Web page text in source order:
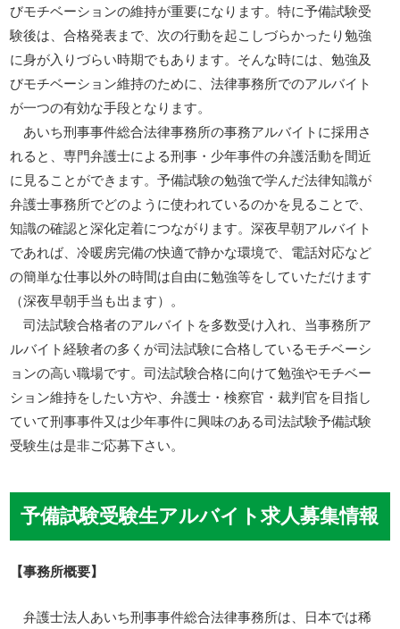
びモチベーションの維持が重要になります。特に予備試験受
験後は、合格発表まで、次の行動を起こしづらかったり勉強
に身が入りづらい時期でもあります。そんな時には、勉強及
びモチベーション維持のために、法律事務所でのアルバイト
が一つの有効な手段となります。
あいち刑事事件総合法律事務所の事務アルバイトに採用さ
れると、専門弁護士による刑事・少年事件の弁護活動を間近
に見ることができます。予備試験の勉強で学んだ法律知識が
弁護士事務所でどのように使われているのかを見ることで、
知識の確認と深化定着につながります。深夜早朝アルバイト
であれば、冷暖房完備の快適で静かな環境で、電話対応など
の簡単な仕事以外の時間は自由に勉強等をしていただけます
（深夜早朝手当も出ます）。
司法試験合格者のアルバイトを多数受け入れ、当事務所ア
ルバイト経験者の多くが司法試験に合格しているモチベーシ
ョンの高い職場です。司法試験合格に向けて勉強やモチベー
ション維持をしたい方や、弁護士・検察官・裁判官を目指し
ていて刑事事件又は少年事件に興味のある司法試験予備試験
受験生は是非ご応募下さい。
予備試験受験生アルバイト求人募集情報
【事務所概要】
弁護士法人あいち刑事事件総合法律事務所は、日本では稀